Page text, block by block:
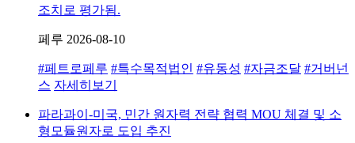
조치로 평가됨.
페루 2026-08-10
#페트로페루 #특수목적법인 #유동성 #자금조달 #거버넌
스 자세히보기
파라과이-미국, 민간 원자력 전략 협력 MOU 체결 및 소
형모듈원자로 도입 추진